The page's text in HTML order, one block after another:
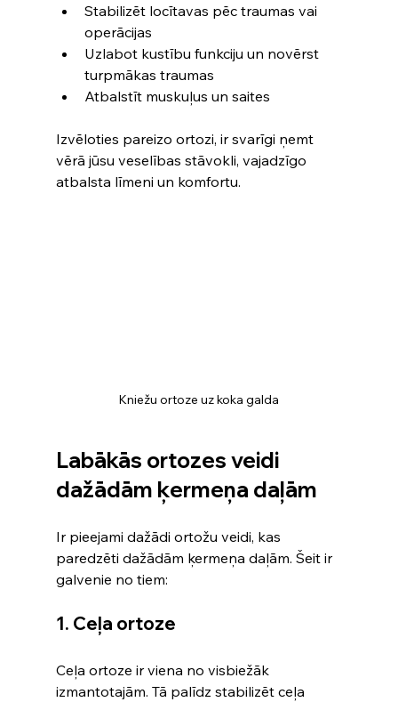
Stabilizēt locītavas pēc traumas vai
operācijas
Uzlabot kustību funkciju un novērst
turpmākas traumas
Atbalstīt muskuļus un saites
Izvēloties pareizo ortozi, ir svarīgi ņemt
vērā jūsu veselības stāvokli, vajadzīgo
atbalsta līmeni un komfortu.
Kniežu ortoze uz koka galda
Labākās ortozes veidi
dažādām ķermeņa daļām
Ir pieejami dažādi ortožu veidi, kas
paredzēti dažādām ķermeņa daļām. Šeit ir
galvenie no tiem:
1. Ceļa ortoze
Ceļa ortoze ir viena no visbiežāk
izmantotajām. Tā palīdz stabilizēt ceļa